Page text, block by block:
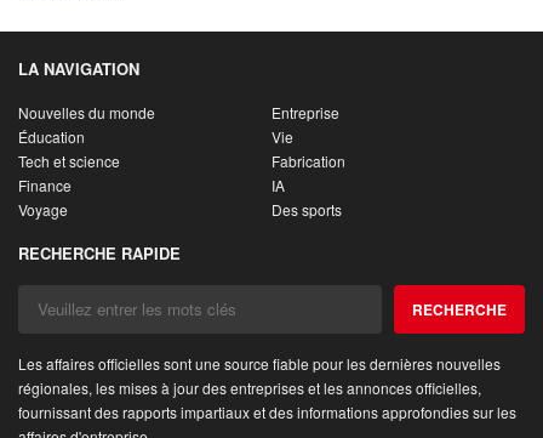
LA NAVIGATION
Nouvelles du monde
Entreprise
Éducation
Vie
Tech et science
Fabrication
Finance
IA
Voyage
Des sports
RECHERCHE RAPIDE
RECHERCHE
Les affaires officielles sont une source fiable pour les dernières nouvelles
régionales, les mises à jour des entreprises et les annonces officielles,
fournissant des rapports impartiaux et des informations approfondies sur les